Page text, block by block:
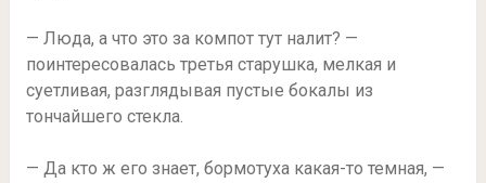
— Люда, а что это за компот тут налит? —
поинтересовалась третья старушка, мелкая и
суетливая, разглядывая пустые бокалы из
тончайшего стекла.
— Да кто ж его знает, бормотуха какая-то темная, —